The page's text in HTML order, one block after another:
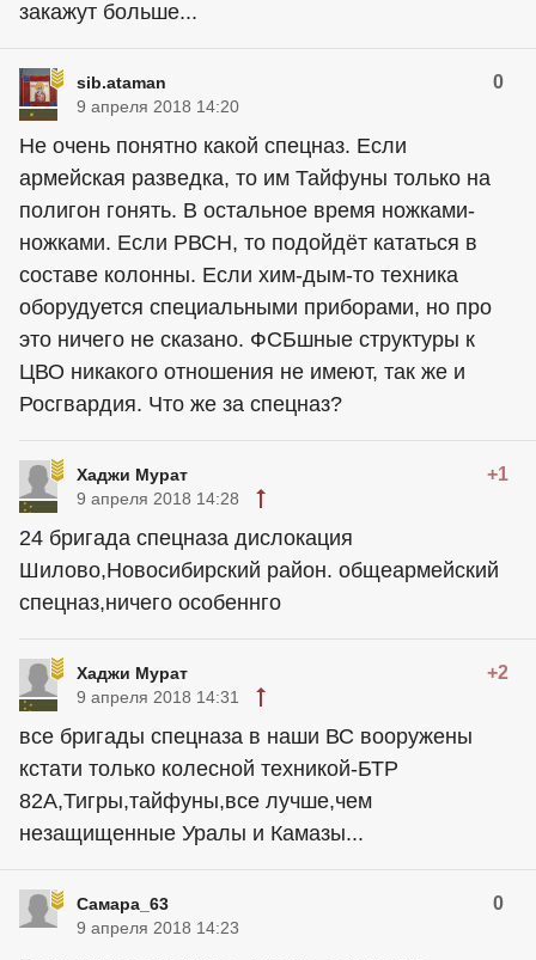
закажут больше...
sib.ataman 0
9 апреля 2018 14:20
Не очень понятно какой спецназ. Если
армейская разведка, то им Тайфуны только на
полигон гонять. В остальное время ножками-
ножками. Если РВСН, то подойдёт кататься в
составе колонны. Если хим-дым-то техника
оборудуется специальными приборами, но про
это ничего не сказано. ФСБшные структуры к
ЦВО никакого отношения не имеют, так же и
Росгвардия. Что же за спецназ?
Хаджи Мурат +1
9 апреля 2018 14:28
24 бригада спецназа дислокация
Шилово,Новосибирский район. общеармейский
спецназ,ничего особеннго
Хаджи Мурат +2
9 апреля 2018 14:31
все бригады спецназа в наши ВС вооружены
кстати только колесной техникой-БТР
82А,Тигры,тайфуны,все лучше,чем
незащищенные Уралы и Камазы...
Самара_63 0
9 апреля 2018 14:23